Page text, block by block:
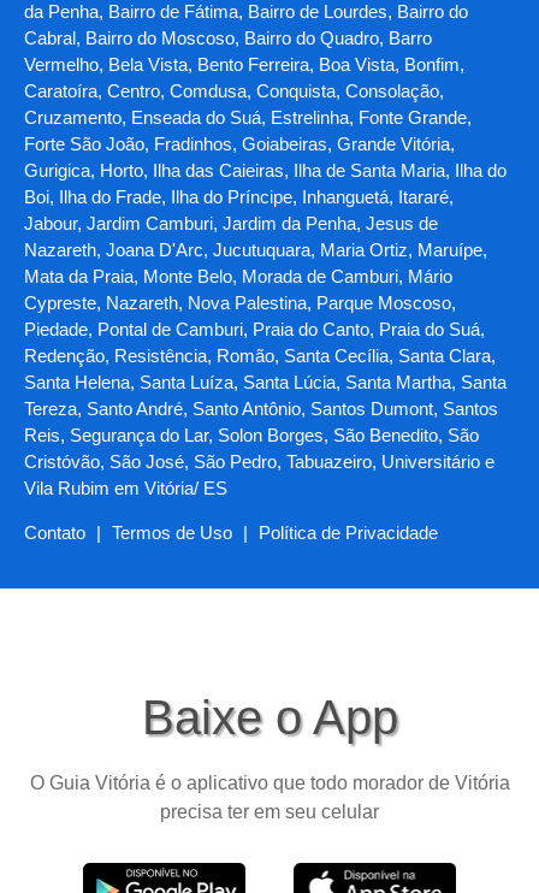
da Penha, Bairro de Fátima, Bairro de Lourdes, Bairro do
Cabral, Bairro do Moscoso, Bairro do Quadro, Barro
Vermelho, Bela Vista, Bento Ferreira, Boa Vista, Bonfim,
Caratoíra, Centro, Comdusa, Conquista, Consolação,
Cruzamento, Enseada do Suá, Estrelinha, Fonte Grande,
Forte São João, Fradinhos, Goiabeiras, Grande Vitória,
Gurigica, Horto, Ilha das Caieiras, Ilha de Santa Maria, Ilha do
Boi, Ilha do Frade, Ilha do Príncipe, Inhanguetá, Itararé,
Jabour, Jardim Camburi, Jardim da Penha, Jesus de
Nazareth, Joana D'Arc, Jucutuquara, Maria Ortiz, Maruípe,
Mata da Praia, Monte Belo, Morada de Camburi, Mário
Cypreste, Nazareth, Nova Palestina, Parque Moscoso,
Piedade, Pontal de Camburi, Praia do Canto, Praia do Suá,
Redenção, Resistência, Romão, Santa Cecília, Santa Clara,
Santa Helena, Santa Luíza, Santa Lúcia, Santa Martha, Santa
Tereza, Santo André, Santo Antônio, Santos Dumont, Santos
Reis, Segurança do Lar, Solon Borges, São Benedito, São
Cristóvão, São José, São Pedro, Tabuazeiro, Universitário e
Vila Rubim em Vitória/ ES
Contato | Termos de Uso | Política de Privacidade
Baixe o App
O Guia Vitória é o aplicativo que todo morador de Vitória
precisa ter em seu celular